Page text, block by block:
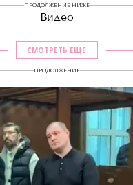
ПРОДОЛЖЕНИЕ НИЖЕ
Видео
СМОТРЕТЬ ЕЩЕ
ПРОДОЛЖЕНИЕ